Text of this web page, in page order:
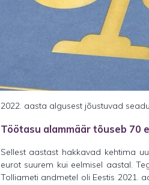
2022. aasta algusest jõustuvad
Töötasu alammäär tõuseb 70
Sellest aastast hakkavad kehtima
eurot suurem kui eelmisel aastal.
Tolliameti andmetel oli Eestis 2021.